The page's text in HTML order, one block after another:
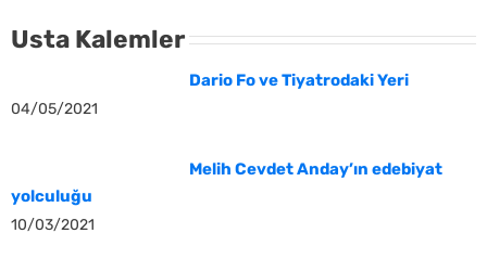
Usta Kalemler
Dario Fo ve Tiyatrodaki Yeri
04/05/2021
Melih Cevdet Anday’ın edebiyat
yolculuğu
10/03/2021